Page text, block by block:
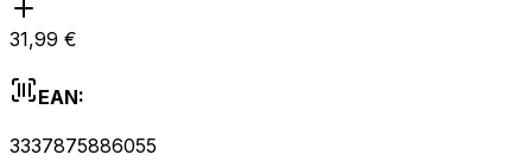
31,99 €
EAN:
3337875886055